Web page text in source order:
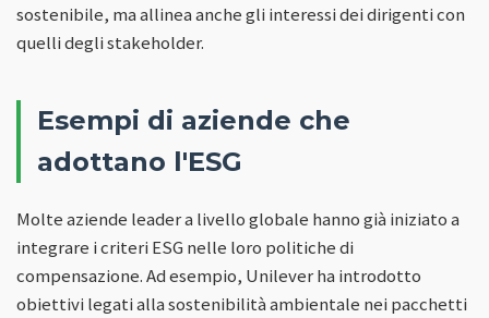
sostenibile, ma allinea anche gli interessi dei dirigenti con
quelli degli stakeholder.
Esempi di aziende che
adottano l'ESG
Molte aziende leader a livello globale hanno già iniziato a
integrare i criteri ESG nelle loro politiche di
compensazione. Ad esempio, Unilever ha introdotto
obiettivi legati alla sostenibilità ambientale nei pacchetti